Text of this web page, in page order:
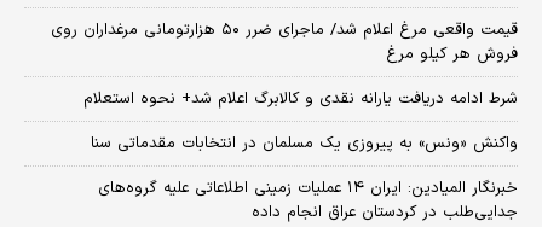
قیمت واقعی مرغ اعلام شد/ ماجرای ضرر ۵۰ هزارتومانی مرغداران روی
فروش هر کیلو مرغ
شرط ادامه دریافت یارانه نقدی و کالابرگ اعلام شد+ نحوه استعلام
واکنش «ونس» به پیروزی یک مسلمان در انتخابات مقدماتی سنا
خبرنگار المیادین: ایران ۱۴ عملیات زمینی اطلاعاتی علیه گروه‌های
جدایی‌طلب در کردستان عراق انجام داده